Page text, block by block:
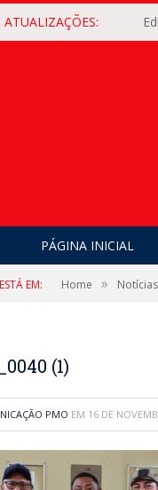
PÁGINA INICIAL
EM: Home » Notícias
(1)
PMO EM 16 DE